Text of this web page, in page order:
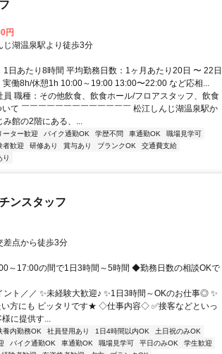
円
じ湖温泉駅より徒歩3分
日あたり8時間 平均勤務日数：1ヶ月あたり20日 〜 22日
働8h/休憩1h 10:00～19:00 13:00〜22:00 など応相...
職種：その他飲食、飲食ホール/フロアスタッフ、飲食
て ￣￣￣￣￣￣￣￣￣￣￣￣￣ 松江しんじ湖温泉駅か
み館の2階にある、...
ーター歓迎 バイク通勤OK 学歴不問 車通勤OK
職場見学可
者歓迎 研修あり 賞与あり ブランクOK
交通費支給
り
ンスタッフ
差点から徒歩3分
～17:00の間で1日3時間～5時間 ◆勤務日数の相談OKで
ト／／ ✨未経験大歓迎♪ ✨1日3時間～OKのお仕事◎ ✨
い方にも ピッタリです★ ◇仕事内容◇ ✅接客などといっ
に提供す...
養内勤務OK 社員登用あり 1日4時間以内OK
土日祝のみOK
バイク通勤OK 車通勤OK 職場見学可 平日のみOK
学生歓迎